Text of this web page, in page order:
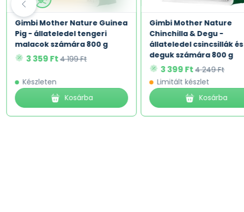
Gimbi Mother Nature Guinea
Pig - állateledel tengeri
malacok számára 800 g
3 359 Ft4 199 Ft
Készleten
Kosárba
Gimbi Mother Nature
Chinchilla & Degu -
állateledel csincsillák és
deguk számára 800 g
3 399 Ft4 249 Ft
Limitált készlet
Kosárba